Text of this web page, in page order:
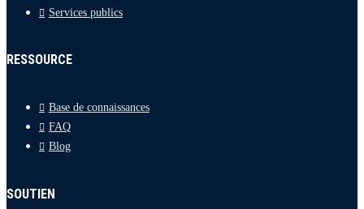
Services publics
RESSOURCE
Base de connaissances
FAQ
Blog
SOUTIEN